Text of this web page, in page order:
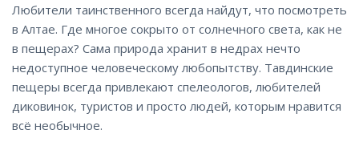
Любители таинственного всегда найдут, что посмотреть
в Алтае. Где многое сокрыто от солнечного света, как не
в пещерах? Сама природа хранит в недрах нечто
недоступное человеческому любопытству. Тавдинские
пещеры всегда привлекают спелеологов, любителей
диковинок, туристов и просто людей, которым нравится
всё необычное.